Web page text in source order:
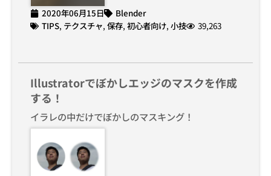
2020年06月15日
Blender
TIPS, テクスチャ, 保存, 初心者向け, 小技 39,263
Illustratorでぼかしエッジのマスクを作成
する！
イラレの中だけでぼかしのマスキング！